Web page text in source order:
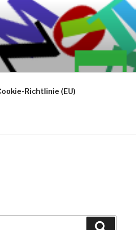
Richtlinie (EU)